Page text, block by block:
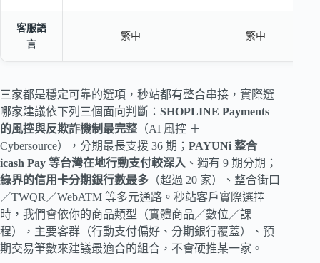
客服語
言
繁中 繁中
三家都是穩定可靠的選項，秒站都有整合串接，實際選
哪家建議依下列三個面向判斷： SHOPLINE Payments
的風控與反欺詐機制最完整 （AI 風控 ＋
Cybersource），分期最長支援 36 期； PAYUNi 整合
icash Pay 等台灣在地行動支付較深入 、獨有 9 期分期；
綠界的信用卡分期銀行數最多 （超過 20 家）、整合街口
／TWQR／WebATM 等多元通路。秒站客戶實際選擇
時，我們會依你的商品類型（實體商品／數位／課
程），主要客群（行動支付偏好、分期銀行覆蓋）、預
期交易筆數來建議最適合的組合，不會硬推某一家。